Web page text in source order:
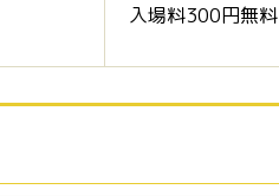
入場料300円無料